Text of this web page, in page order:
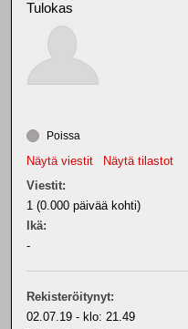
Tulokas
Poissa
Näytä viestit
Näytä tilastot
Viestit:
1 (0.000 päivää kohti)
Ikä:
-
Rekisteröitynyt:
02.07.19 - klo: 21.49